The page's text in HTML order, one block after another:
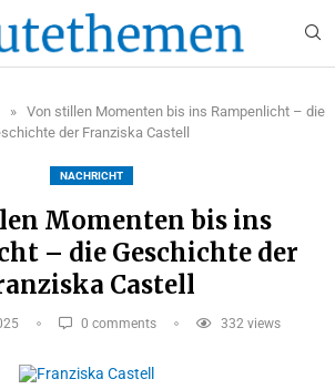
» Von stillen Momenten bis ins Rampenlicht – die
der Franziska Castell
NACHRICHT
Momenten bis ins
– die Geschichte der
Castell
0 comments 332views